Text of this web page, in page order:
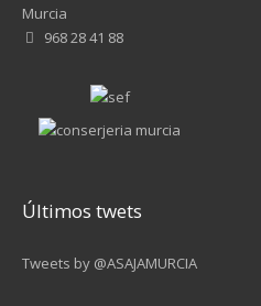
Murcia
968 28 41 88
Últimos twets
Tweets by @ASAJAMURCIA